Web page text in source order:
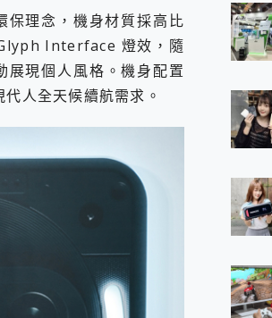
理念，機身材質採高比
Interface 燈效，隨
展現個人風格。機身配置
人全天候續航需求。